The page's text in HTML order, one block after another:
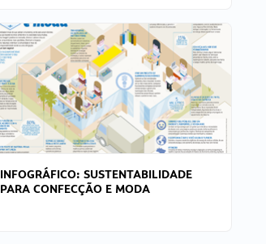
INFOGRÁFICO: SUSTENTABILIDADE
PARA CONFECÇÃO E MODA